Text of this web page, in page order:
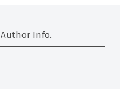
Author Info.